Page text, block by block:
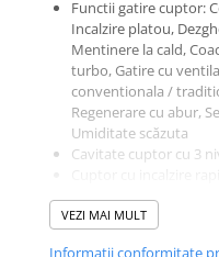
Functii gatire cuptor:
Incalzire platou,
Mentinere la cald,
turbo, Gatire cu
conventionala /
Regenerare cu abur,
Umiditate scăzuta
Cavitate cuptor cu 3
Proba de carne
Cuptor cu
VEZI MAI MULT
Informatii conformitate